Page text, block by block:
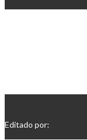
Editado por: